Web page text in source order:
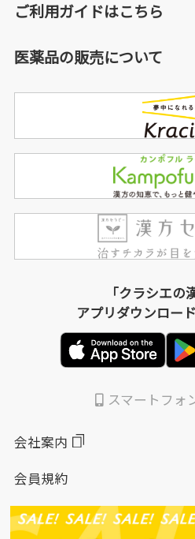
ご利用ガイドはこちら
医薬品の販売について
「クラシエの
アプリダウンロー
スマートフォ
会社案内
会員規約
個人情報保護方針